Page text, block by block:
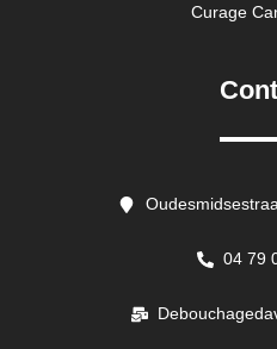
Curage
04 79